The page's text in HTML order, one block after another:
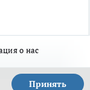
о нас
Принять